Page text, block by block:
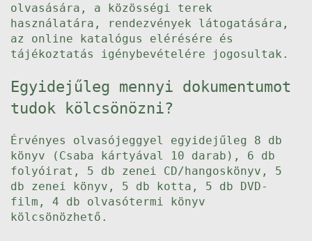
olvasására, a közösségi terek
használatára, rendezvények látogatására,
az online katalógus elérésére és
tájékoztatás igénybevételére jogosultak.
Egyidejűleg mennyi dokumentumot
tudok kölcsönözni?
Érvényes olvasójeggyel egyidejűleg 8 db
könyv (Csaba kártyával 10 darab), 6 db
folyóirat, 5 db zenei CD/hangoskönyv, 5
db zenei könyv, 5 db kotta, 5 db DVD-
film, 4 db olvasótermi könyv
kölcsönözhető.